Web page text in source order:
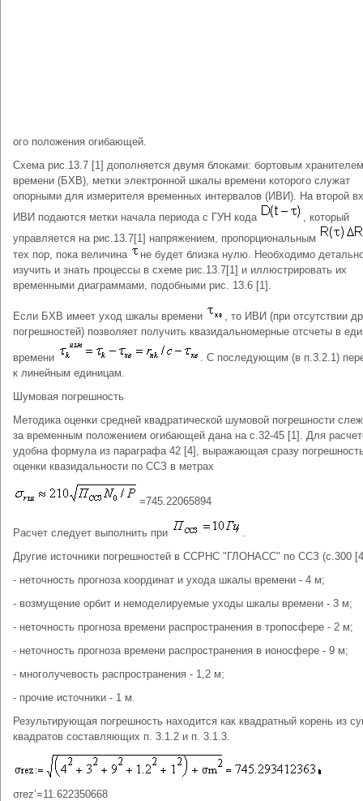
ого положения огибающей.
Схема рис.13.7 [1] дополняется двумя блоками: бортовым хранителем
времени (БХВ), метки электронной шкалы времени которого служат
опорными для измерителя временных интервалов (ИВИ). На второй
ИВИ подаются метки начала периода с ГУН кода
, который
управляется на рис.13.7[1] напряжением, пропорциональным
тех пор, пока величина
не будет близка нулю. Необходимо
изучить и знать процессы в схеме рис.13.7[1] и иллюстрировать их
временными диаграммами, подобными рис. 13.6 [1].
Если БХВ имеет уход шкалы времени
, то ИВИ (при отсутствии
погрешностей) позволяет получить квазидальномерные отсчеты в
времени
. С последующим (в п.3.2.1)
к линейным единицам.
Шумовая погрешность
Методика оценки средней квадратической шумовой погрешности
за временным положением огибающей дана на с.32-45 [1]. Для
удобна формула из параграфа 42 [4], выражающая сразу
оценки квазидальности по ССЗ в метрах
=745.22065894
Расчет следует выполнить при
.
Другие источники погрешностей в ССРНС "ГЛОНАСС" по ССЗ (с.300
- неточность прогноза координат и ухода шкалы времени - 4 м;
- возмущение орбит и немоделируемые уходы шкалы времени - 3 м;
- неточность прогноза времени распространения в тропосфере - 2 м;
- неточность прогноза времени распространения в ионосфере - 9 м;
- многолучевость распространения - 1,2 м;
- прочие источники - 1 м.
Результирующая погрешность находится как квадратный корень из
квадратов составляющих п. 3.1.2 и п. 3.1.3.
σrez’=11.622350668